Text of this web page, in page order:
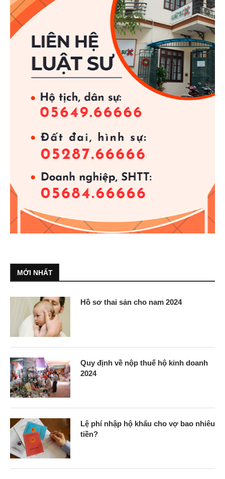
MỚI NHẤT
Hồ sơ thai sản cho nam 2024
Quy định về nộp thuế hộ kinh doanh
2024
Lệ phí nhập hộ khẩu cho vợ bao nhiêu
tiền?